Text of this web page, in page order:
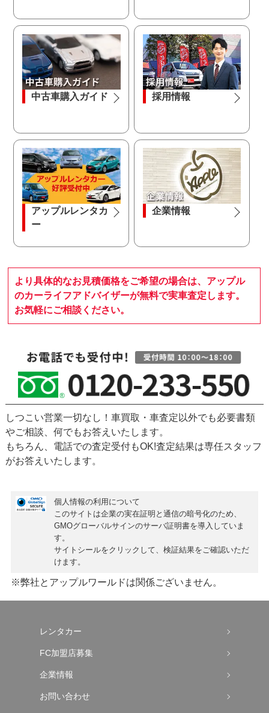
中古車購入ガイド 採用情報
アップルレンタカ
ー
企業情報
より具体的なお見積価格をご希望の場合は、アップル
のカーライフアドバイザーが無料で実車査定します。
お気軽にご相談ください。
しつこい営業一切なし！車買取・車査定以外でも必要書類
やご相談、何でもお答えいたします。
もちろん、 電話での査定受付もOK!査定結果は専任スタッフ
がお答えいたします。
個人情報の利用について
このサイトは企業の実在証明と通信の暗号化のため、
GMOグローバルサインのサーバ証明書を導入していま
す。
サイトシールをクリックして、検証結果をご確認いただ
けます。
※弊社とアップルワールドは関係ございません。
レンタカー
FC加盟店募集
企業情報
お問い合わせ